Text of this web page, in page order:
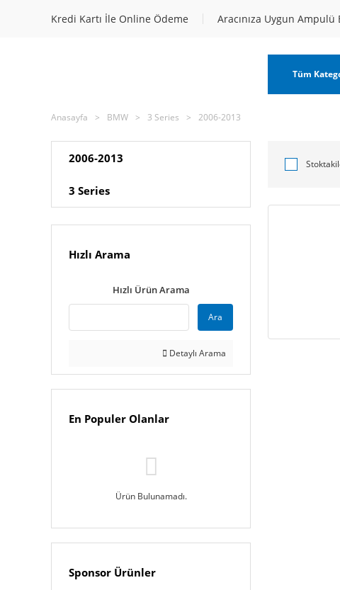
Kredi Kartı İle Online Ödeme Aracınıza Uygun Ampulü
Tüm
Anasayfa BMW 3 Series 2006-2013
2006-2013
3 Series
Hızlı Arama
Hızlı Ürün Arama
Ara
Detaylı Arama
En Populer Olanlar
Ürün Bulunamadı.
Sponsor Ürünler